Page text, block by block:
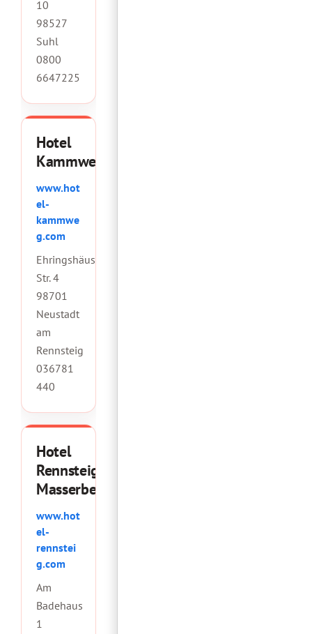
10
98527
Suhl
0800
6647225
Hotel
Kammweg
www.hot
el-
kammwe
g.com
Ehringshäuser
Str. 4
98701
Neustadt
am
Rennsteig
036781
440
Hotel
Rennsteig
Masserberg
www.hot
el-
rennstei
g.com
Am
Badehaus
1